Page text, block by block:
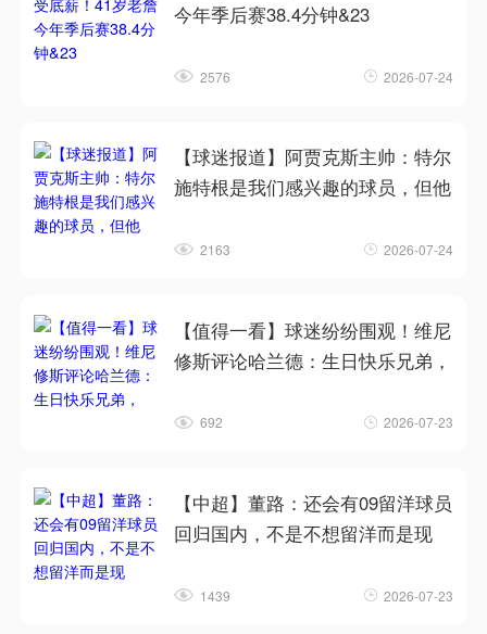
今年季后赛38.4分钟&23
2576 2026-07-24
【球迷报道】阿贾克斯主帅：特尔
施特根是我们感兴趣的球员，但他
2163 2026-07-24
【值得一看】球迷纷纷围观！维尼
修斯评论哈兰德：生日快乐兄弟，
692 2026-07-23
【中超】董路：还会有09留洋球员
回归国内，不是不想留洋而是现
1439 2026-07-23